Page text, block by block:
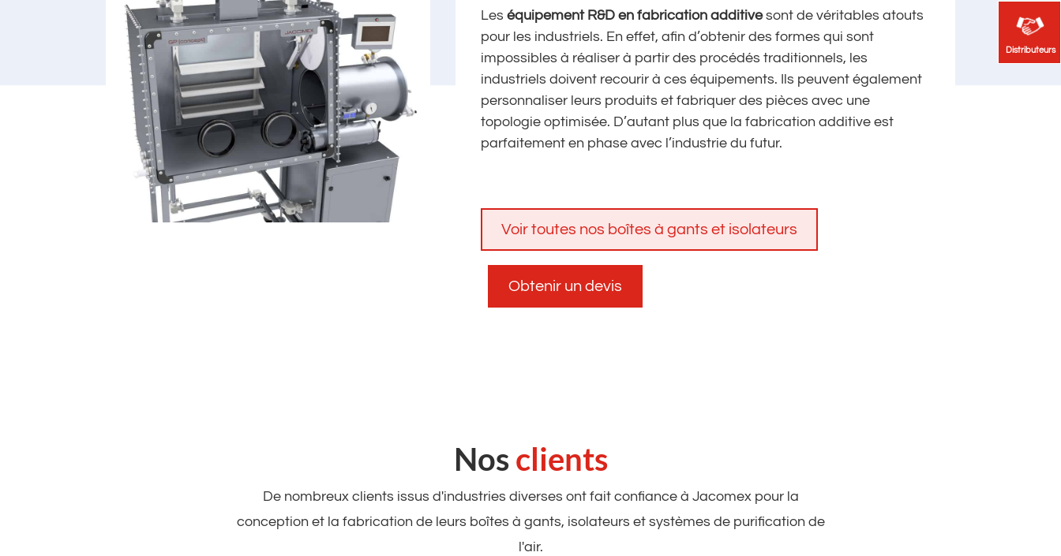
Distributeurs
Distributeurs
Leséquipement R&D en fabrication additivesont de véritables atouts
pour les industriels. En effet, afin d’obtenir des formes qui sont
impossibles à réaliser à partir des procédés traditionnels, les
industriels doivent recourir à ces équipements. Ils peuvent également
personnaliser leurs produits et fabriquer des pièces avec une
topologie optimisée. D’autant plus que la fabrication additive est
parfaitement en phase avec l’industrie du futur.
Voir toutes nos boîtes à gants et isolateurs
Obtenir un devis
Nosclients
De nombreux clients issus d'industries diverses ont fait confiance à Jacomex pour la
conception et la fabrication de leurs boîtes à gants, isolateurs et systèmes de purification de
l'air.